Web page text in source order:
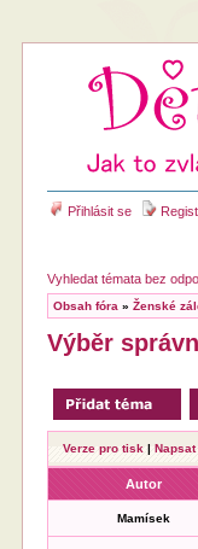
Přihlásit se
Vyhledat témata bez
Obsah fóra »Ženské
Výběr
Verze pro tisk |Napsat
Autor
Mamísek